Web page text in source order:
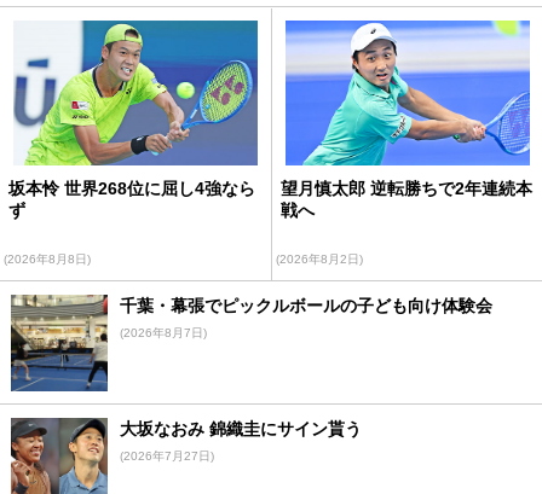
坂本怜 世界268位に屈し4強なら
ず
(2026年8月8日)
望月慎太郎 逆転勝ちで2年連続本
戦へ
(2026年8月2日)
千葉・幕張でピックルボールの子ども向け体験会
(2026年8月7日)
大坂なおみ 錦織圭にサイン貰う
(2026年7月27日)